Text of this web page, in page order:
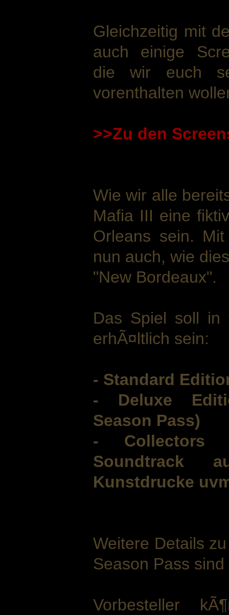
Gleichzeitig mit
auch einige
die wir euch
vorenthalten
>>Zu den
Wie wir alle
Mafia III eine
Orleans sein.
nun auch, wie
"New Bordeaux".
Das Spiel soll in
erhÃ¤ltlich sein:
- Standard
- Deluxe
Season Pass)
- Collectors
Soundtrack
Kunstdrucke
Weitere Details
Season Pass
Vorbesteller